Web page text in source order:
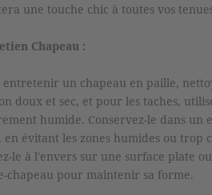
une touche chic à toutes vos
Chapeau :
entretenir un chapeau en paille,
doux et sec, et pour les taches,
humide. Conservez-le dans un
en évitant les zones humides ou trop
le à l'envers sur une surface plate
chapeau pour maintenir sa forme.